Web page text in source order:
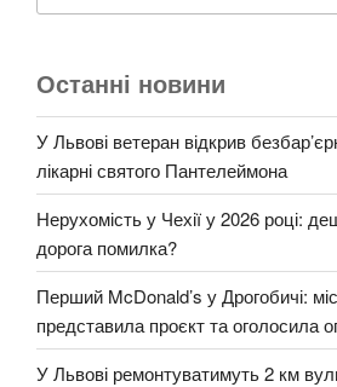
Останні новини
У Львові ветеран відкрив
лікарні святого Пантелеймона
Нерухомість у Чехії у 2026 році:
дорога помилка?
Перший McDonald’s у Дрогобичі:
представила проєкт та оголосила
У Львові ремонтуватимуть 2 км